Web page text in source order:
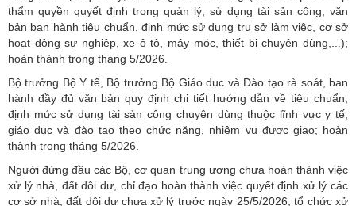
thẩm quyền quyết định trong quản lý, sử dụng tài sản công; văn
bản ban hành tiêu chuẩn, định mức sử dụng trụ sở làm việc, cơ sở
hoạt động sự nghiệp, xe ô tô, máy móc, thiết bị chuyên dùng,...);
hoàn thành trong tháng 5/2026.
Bộ trưởng Bộ Y tế, Bộ trưởng Bộ Giáo dục và Đào tạo rà soát, ban
hành đầy đủ văn bản quy định chi tiết hướng dẫn về tiêu chuẩn,
định mức sử dụng tài sản công chuyên dùng thuộc lĩnh vực y tế,
giáo dục và đào tạo theo chức năng, nhiệm vụ được giao; hoàn
thành trong tháng 5/2026.
Người đứng đầu các Bộ, cơ quan trung ương chưa hoàn thành việc
xử lý nhà, đất dôi dư, chỉ đạo hoàn thành việc quyết định xử lý các
cơ sở nhà, đất dôi dư chưa xử lý trước ngày 25/5/2026; tổ chức xử